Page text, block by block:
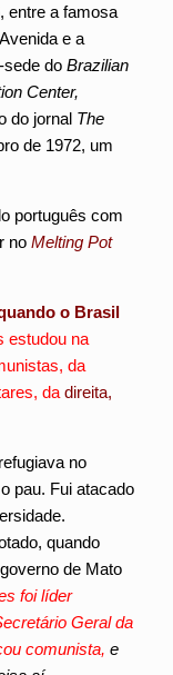
entre a famosa
e a
sede do Brazilian
Center,
do jornal The
de 1972, um
português com
no Melting Pot
o Brasil
estudou na
da
da direita,
no
pau. Fui atacado
quando
de Mato
foi líder
Geral da
comunista, e